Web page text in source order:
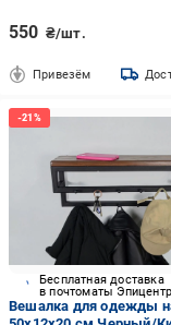
550 ₴/шт.
Привезём
Бесплатная доставка
в почтоматы Эпицентр
Вешалка для одежды